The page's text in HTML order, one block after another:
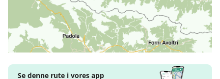
Se denne rute i vores app